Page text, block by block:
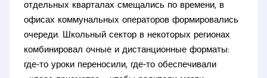
отдельных кварталах смещались по времени, в
офисах коммунальных операторов формировались
очереди. Школьный сектор в некоторых регионах
комбинировал очные и дистанционные форматы:
где‑то уроки переносили, где‑то обеспечивали